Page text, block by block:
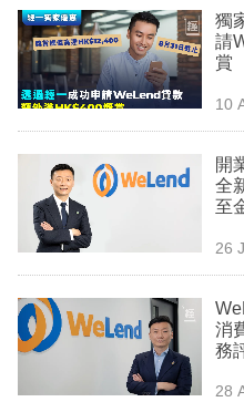
區
獨
請
賞
10
開
全
至
26
消費習慣
務
28